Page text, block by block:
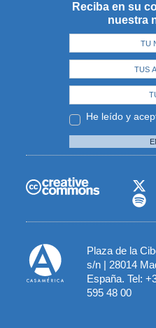
Reciba en su
nuestra
He leído y
Plaza de la
s/n | 28014
España. Tel:
595 48 00